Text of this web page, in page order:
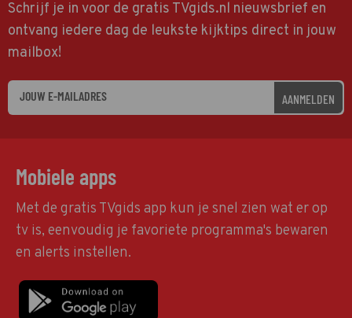
Schrijf je in voor de gratis TVgids.nl nieuwsbrief en
ontvang iedere dag de leukste kijktips direct in jouw
mailbox!
AANMELDEN
Mobiele apps
Met de gratis TVgids app kun je snel zien wat er op
tv is, eenvoudig je favoriete programma's bewaren
en alerts instellen.